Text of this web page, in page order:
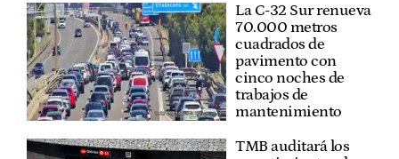
La C-32 Sur renueva
70.000 metros
cuadrados de
pavimento con
cinco noches de
trabajos de
mantenimiento
TMB auditará los